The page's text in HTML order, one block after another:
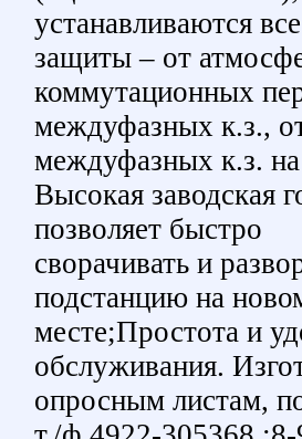
устанавливаются
защиты – от
коммутационных
междуфазных к.з.,
междуфазных к.з.
Высокая заводская
позволяет быстро
сворачивать и
подстанцию на
месте;Простота и
обслуживания.
опросным листам,